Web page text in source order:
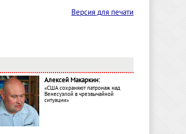
Версия для печати
Алексей Макаркин:
«США сохраняют патронаж над
Венесуэлой в чрезвычайной
ситуации»